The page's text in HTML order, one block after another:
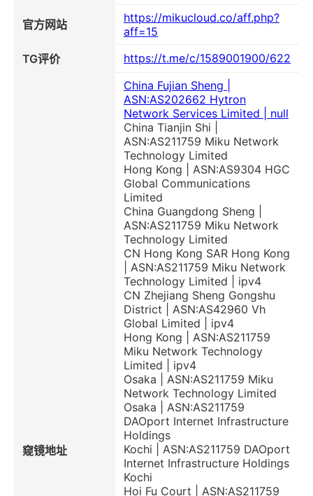
官方网站
https://mikucloud.co/aff.php?
aff=15
TG评价
https://t.me/c/1589001900/622
窥镜地址
China Fujian Sheng |
ASN:AS202662 Hytron
Network Services Limited | null
China Tianjin Shi |
ASN:AS211759 Miku Network
Technology Limited
Hong Kong | ASN:AS9304 HGC
Global Communications
Limited
China Guangdong Sheng |
ASN:AS211759 Miku Network
Technology Limited
CN Hong Kong SAR Hong Kong
| ASN:AS211759 Miku Network
Technology Limited | ipv4
CN Zhejiang Sheng Gongshu
District | ASN:AS42960 Vh
Global Limited | ipv4
Hong Kong | ASN:AS211759
Miku Network Technology
Limited | ipv4
Osaka | ASN:AS211759 Miku
Network Technology Limited
Osaka | ASN:AS211759
DAOport Internet Infrastructure
Holdings
Kochi | ASN:AS211759 DAOport
Internet Infrastructure Holdings
Kochi
Hoi Fu Court | ASN:AS211759